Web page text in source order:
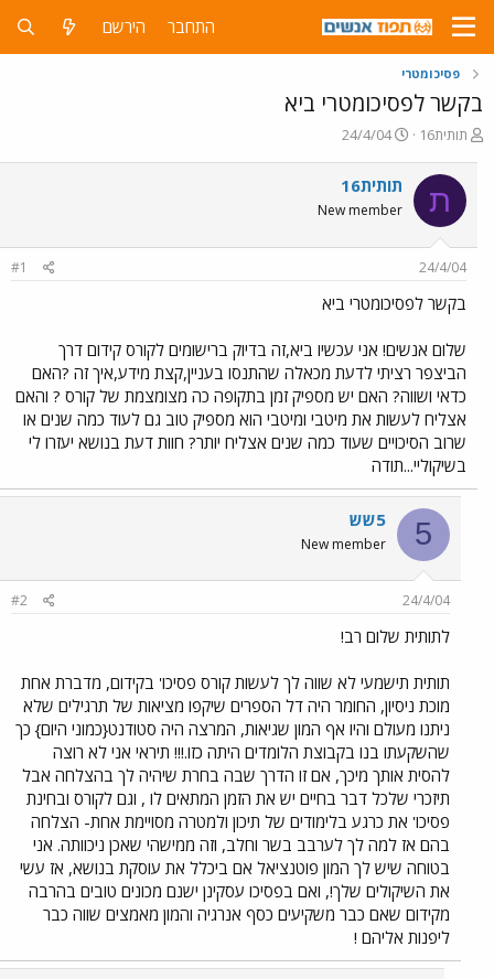
התחבר הירשם
פסיכומטרי
בקשר לפסיכומטרי ביא
פ
ח
ה
ו
ש
תותית16
פ
ס
ם
ת
י
24/4/04
ת תותית16
New member
24/4/04
#1
בקשר לפסיכומטרי ביא
שלום אנשים! אני עכשיו ביא,זה בדיוק ברישומים לקורס קידום דרך
הביצפר רציתי לדעת מכאלה שהתנסו בעניין,קצת מידע,איך זה ?האם
כדאי ושווה? האם יש מספיק זמן בתקופה כה מצומצמת של קורס ? והאם
אצליח לעשות את מיטבי ומיטבי הוא מספיק טוב גם לעוד כמה שנים או
שרוב הסיכויים שעוד כמה שנים אצליח יותר? חוות דעת בנושא יעזרו לי
בשיקוליי...תודה
5 5שש
New member
24/4/04
#2
לתותית שלום רב!
תותית תישמעי לא שווה לך לעשות קורס פסיכו' בקידום, מדברת אחת
מוכת ניסיון, החומר היה דל הספרים שיקפו מציאות של תרגילים שלא
ניתנו מעולם והיו אף המון שגיאות, המרצה היה סטודנט{כמוני היום} כך
שהשקעתו בנו בקבוצת הלומדים היתה כזו.!!! תיראי אני לא רוצה
להסית אותך מיכך, אם זו הדרך שבה בחרת שיהיה לך בהצלחה אבל
תיזכרי שלכל דבר בחיים יש את הזמן המתאים לו , וגם לקורס ובחינת
פסיכו' את כרגע בלימודים של תיכון ולמטרה מסויימת אחת- הצלחה
בהם אז למה לך לערבב בשר וחלב, וזה ממישהי שאכן ניכוותה. אני
בטוחה שיש לך המון פוטנציאל אם ביכלל את עוסקת בנושא, אז עשי
את השיקולים שלך!, ואם בפסיכו עסקינן ישנם מכונים טובים בהרבה
מקידום שאם כבר משקיעים כסף אנרגיה והמון מאמצים שווה כבר
ליפנות אליהם !